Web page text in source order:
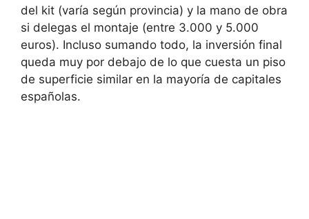
del kit (varía según provincia) y la mano de obra
si delegas el montaje (entre 3.000 y 5.000
euros). Incluso sumando todo, la inversión final
queda muy por debajo de lo que cuesta un piso
de superficie similar en la mayoría de capitales
españolas.